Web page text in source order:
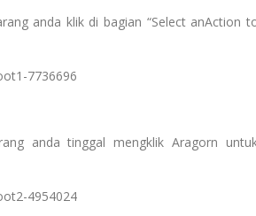
anda klik di bagian “Select anAction
anda tinggal mengklik Aragorn